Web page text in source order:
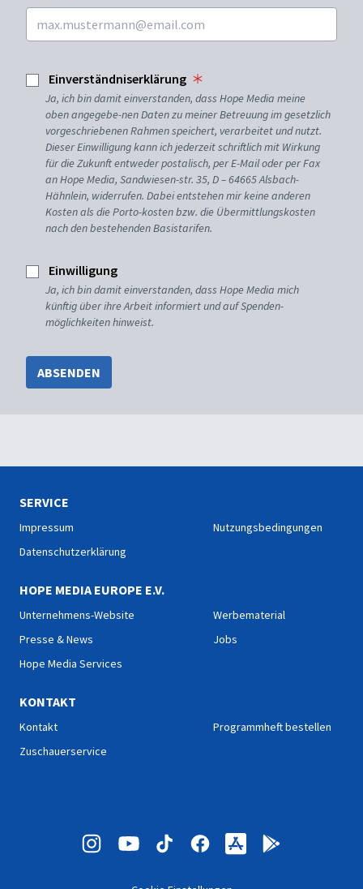
Einverständniserklärung
Ja, ich bin damit einverstanden, dass Hope Media meine
oben angegebe-nen Daten zu meiner Betreuung im gesetzlich
vorgeschriebenen Rahmen speichert, verarbeitet und nutzt.
Dieser Einwilligung kann ich jederzeit schriftlich mit Wirkung
für die Zukunft entweder postalisch, per E-Mail oder per Fax
an Hope Media, Sandwiesen-str. 35, D – 64665 Alsbach-
Hähnlein, widerrufen. Dabei entstehen mir keine anderen
Kosten als die Porto-kosten bzw. die Übermittlungskosten
nach den bestehenden Basistarifen.
Einwilligung
Ja, ich bin damit einverstanden, dass Hope Media mich
künftig über ihre Arbeit informiert und auf Spenden-
möglichkeiten hinweist.
ABSENDEN
SERVICE
Impressum
Datenschutzerklärung
Nutzungsbedingungen
HOPE MEDIA EUROPE E.V.
Unternehmens-Website
Presse & News
Hope Media Services
Werbematerial
Jobs
KONTAKT
Kontakt
Zuschauerservice
Programmheft bestellen